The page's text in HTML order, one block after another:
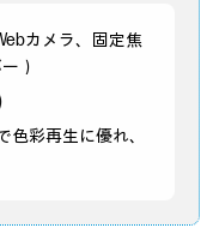
カメラ、固定焦
）
彩再生に優れ、